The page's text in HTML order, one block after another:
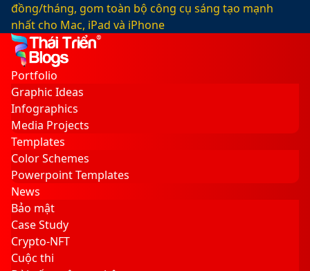
đồng/tháng, gom toàn bộ công cụ sáng tạo mạnh
nhất cho Mac, iPad và iPhone
Facebook
X
LinkedIn
YouTube
Google
Play
Sidebar
Switch
skin
Portfolio
Graphic Ideas
Infographics
Media Projects
Templates
Color Schemes
Powerpoint Templates
News
Bảo mật
Case Study
Crypto-NFT
Cuộc thi